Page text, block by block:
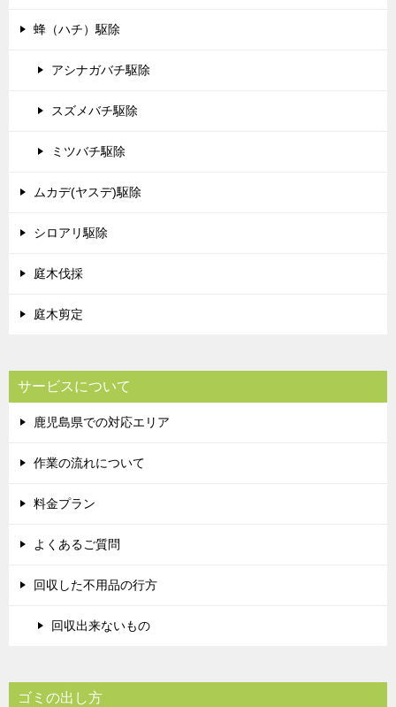
蜂（ハチ）駆除
アシナガバチ駆除
スズメバチ駆除
ミツバチ駆除
ムカデ(ヤスデ)駆除
シロアリ駆除
庭木伐採
庭木剪定
サービスについて
鹿児島県での対応エリア
作業の流れについて
料金プラン
よくあるご質問
回収した不用品の行方
回収出来ないもの
ゴミの出し方